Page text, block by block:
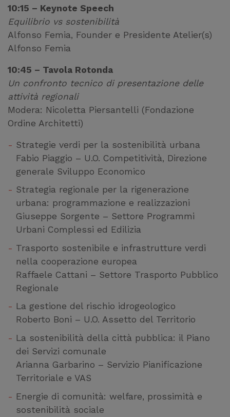
10:15 – Keynote Speech
Equilibrio vs sostenibilità
Alfonso Femia, Founder e Presidente Atelier(s)
Alfonso Femia
10:45 – Tavola Rotonda
Un confronto tecnico di presentazione delle
attività regionali
Modera: Nicoletta Piersantelli (Fondazione
Ordine Architetti)
Strategie verdi per la sostenibilità urbana
Fabio Piaggio – U.O. Competitività, Direzione
generale Sviluppo Economico
Strategia regionale per la rigenerazione
urbana: programmazione e realizzazioni
Giuseppe Sorgente – Settore Programmi
Urbani Complessi ed Edilizia
Trasporto sostenibile e infrastrutture verdi
nella cooperazione europea
Raffaele Cattani – Settore Trasporto Pubblico
Regionale
La gestione del rischio idrogeologico
Roberto Boni – U.O. Assetto del Territorio
La sostenibilità della città pubblica: il Piano
dei Servizi comunale
Arianna Garbarino – Servizio Pianificazione
Territoriale e VAS
Energie di comunità: welfare, prossimità e
sostenibilità sociale